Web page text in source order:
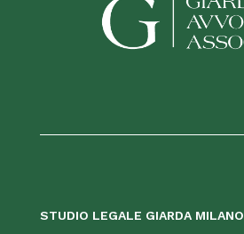
STUDIO LEGALE GIARDA MILANO